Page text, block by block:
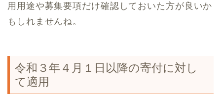
用用途や募集要項だけ確認しておいた方が良いか
もしれませんね。
令和３年４月１日以降の寄付に対し
て適用